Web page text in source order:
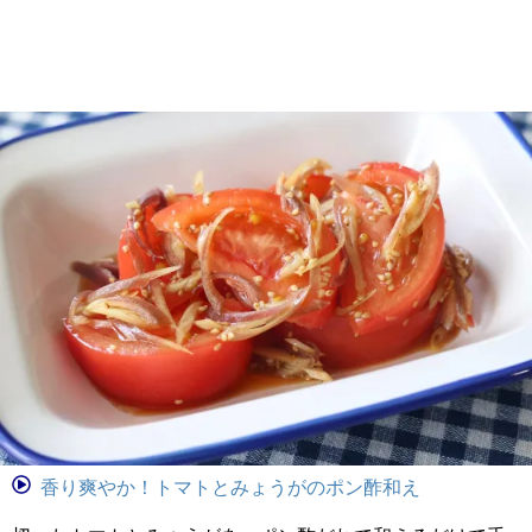
香り爽やか！トマトとみょうがのポン酢和え